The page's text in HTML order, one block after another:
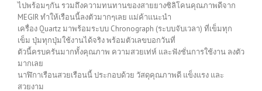
ไปพร้อมๆกัน รวมถึงความทนทานของสายยางซิลิโคนคุณภาพดีจาก
MEGIR ทำให้เรือนนี้ลงตัวมากๆเลย แม่ค้าแนะนำ
เครื่อง Quartz มาพร้อมระบบ Chronograph (ระบบจับเวลา) ที่เข็มทุก
เข็ม ปุ่มทุกปุ่มใช้งานได้จริง พร้อมตัวเลขบอกวันที่
ตัวนี้ครบครันมากทั้งคุณภาพ ความสวยเท่ห์ และฟังชั่นการใช้งาน ลงตัว
มากเลย
นาฬิกาเรือนสวยเรือนนี้ ประกอบด้วย วัสดุคุณภาพดี แข็งแรง และ
สวยงาม